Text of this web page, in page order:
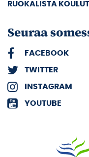
RUOKALISTA
Seuraa
FACEBOOK
TWITTER
INSTAGRAM
YOUTUBE